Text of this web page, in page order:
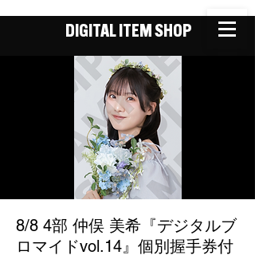
DIGITAL ITEM SHOP
8/8 4部 仲俣 美希『デジタルブ
ロマイドvol.14』個別握手券付